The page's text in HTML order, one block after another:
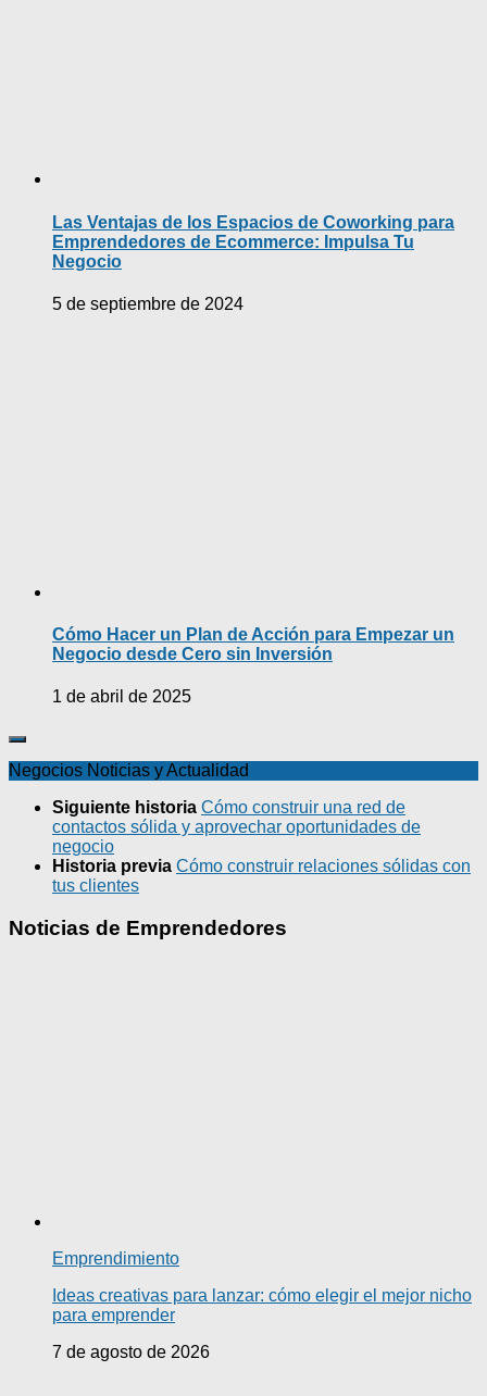
Las Ventajas de los Espacios de Coworking para
Emprendedores de Ecommerce: Impulsa Tu
Negocio
5 de septiembre de 2024
Cómo Hacer un Plan de Acción para Empezar un
Negocio desde Cero sin Inversión
1 de abril de 2025
Negocios Noticias y Actualidad
Siguiente historia Cómo construir una red de
contactos sólida y aprovechar oportunidades de
negocio
Historia previa Cómo construir relaciones sólidas con
tus clientes
Noticias de Emprendedores
Emprendimiento
Ideas creativas para lanzar: cómo elegir el mejor nicho
para emprender
7 de agosto de 2026